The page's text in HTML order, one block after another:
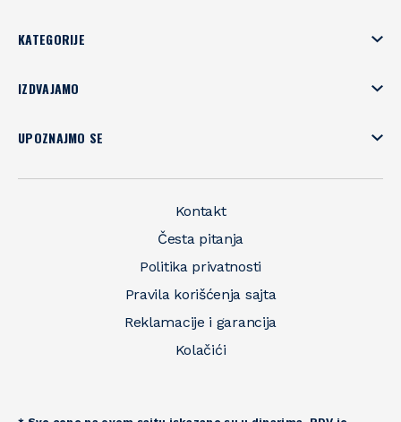
KATEGORIJE
IZDVAJAMO
UPOZNAJMO SE
Kontakt
Česta pitanja
Politika privatnosti
Pravila korišćenja sajta
Reklamacije i garancija
Kolačići